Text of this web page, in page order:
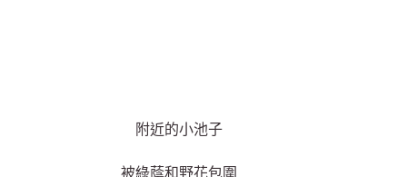
附近的小池子
被綠蔭和野花包圍